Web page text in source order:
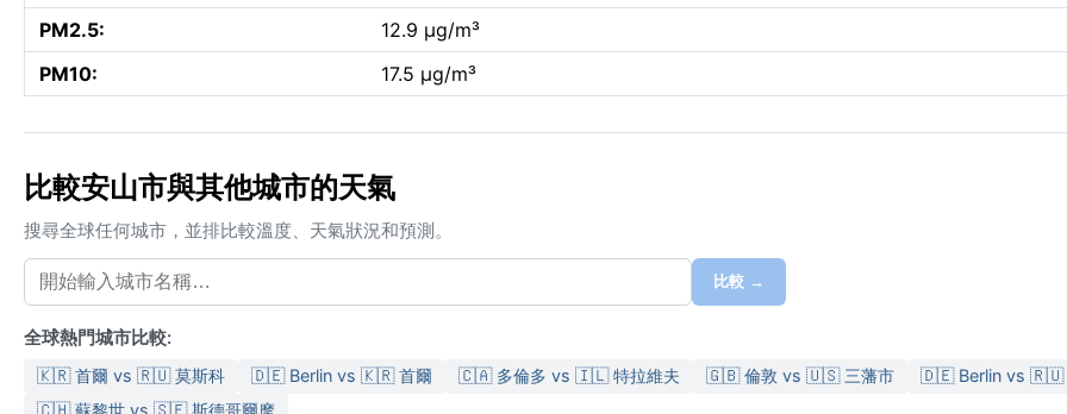
PM2.5:
12.9 µg/m³
PM10:
17.5 µg/m³
比較安山市與其他城市的天氣
搜尋全球任何城市，並排比較溫度、天氣狀況和預測。
比較 →
全球熱門城市比較:
🇰🇷 首爾 vs 🇷🇺 莫斯科 🇩🇪 Berlin vs 🇰🇷 首爾 🇨🇦 多倫多 vs 🇮🇱 特拉維夫 🇬🇧 倫敦 vs 🇺🇸 三藩市
🇩🇪 Berlin vs 🇷🇺
🇨🇭 蘇黎世 vs 🇸🇪 斯德哥爾摩